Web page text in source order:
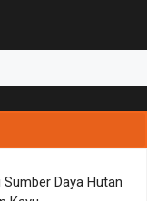
Daya Hutan